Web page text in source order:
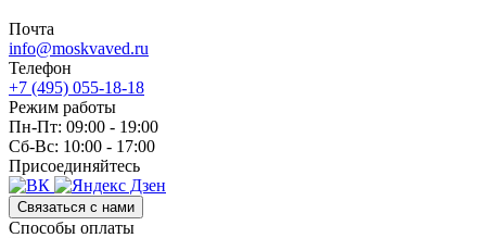
Почта
info@moskvaved.ru
Телефон
+7 (495) 055-18-18
Режим работы
Пн-Пт: 09:00 - 19:00
Сб-Вс: 10:00 - 17:00
Присоединяйтесь
Связаться с нами
Способы оплаты